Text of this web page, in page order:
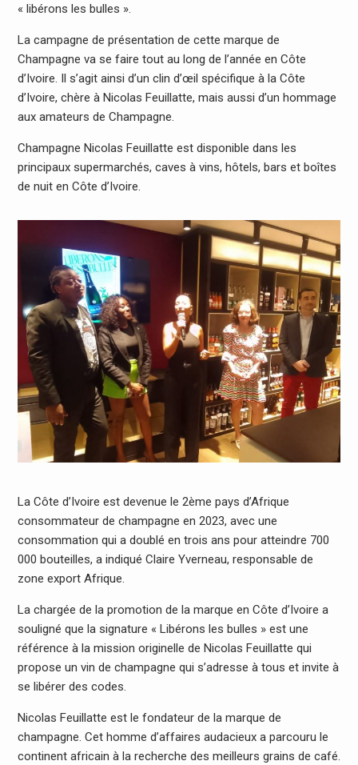
« libérons les bulles ».
La campagne de présentation de cette marque de
Champagne va se faire tout au long de l’année en Côte
d’Ivoire. Il s’agit ainsi d’un clin d’œil spécifique à la Côte
d’Ivoire, chère à Nicolas Feuillatte, mais aussi d’un hommage
aux amateurs de Champagne.
Champagne Nicolas Feuillatte est disponible dans les
principaux supermarchés, caves à vins, hôtels, bars et boîtes
de nuit en Côte d’Ivoire.
La Côte d’Ivoire est devenue le 2ème pays d’Afrique
consommateur de champagne en 2023, avec une
consommation qui a doublé en trois ans pour atteindre 700
000 bouteilles, a indiqué Claire Yverneau, responsable de
zone export Afrique.
La chargée de la promotion de la marque en Côte d’Ivoire a
souligné que la signature « Libérons les bulles » est une
référence à la mission originelle de Nicolas Feuillatte qui
propose un vin de champagne qui s’adresse à tous et invite à
se libérer des codes.
Nicolas Feuillatte est le fondateur de la marque de
champagne. Cet homme d’affaires audacieux a parcouru le
continent africain à la recherche des meilleurs grains de café.